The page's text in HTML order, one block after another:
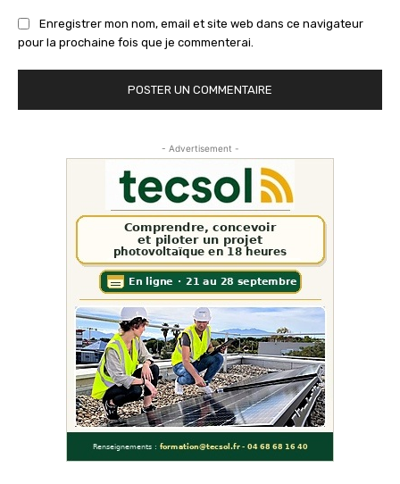
Enregistrer mon nom, email et site web dans ce navigateur
pour la prochaine fois que je commenterai.
- Advertisement -